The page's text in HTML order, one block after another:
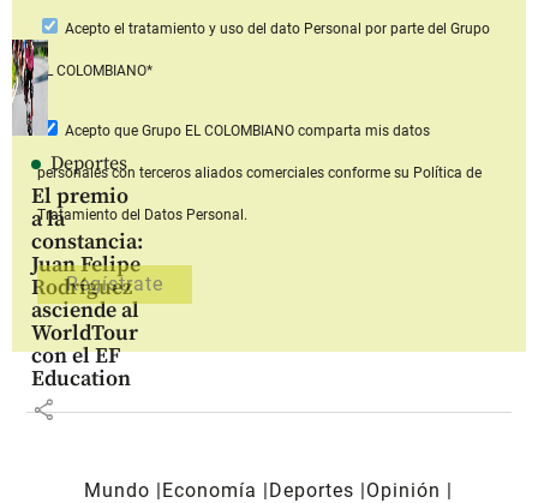
Deportes
El premio
a la
constancia:
Juan Felipe
Rodríguez
asciende al
WorldTour
con el EF
Education
share
Acepto el tratamiento y uso del dato Personal por parte del Grupo
EL COLOMBIANO*
Acepto que Grupo EL COLOMBIANOcomparta mis datos
personales con terceros aliados comerciales conforme su Política de
Tratamiento del Datos Personal.
Mundo Economía Deportes
Opinión